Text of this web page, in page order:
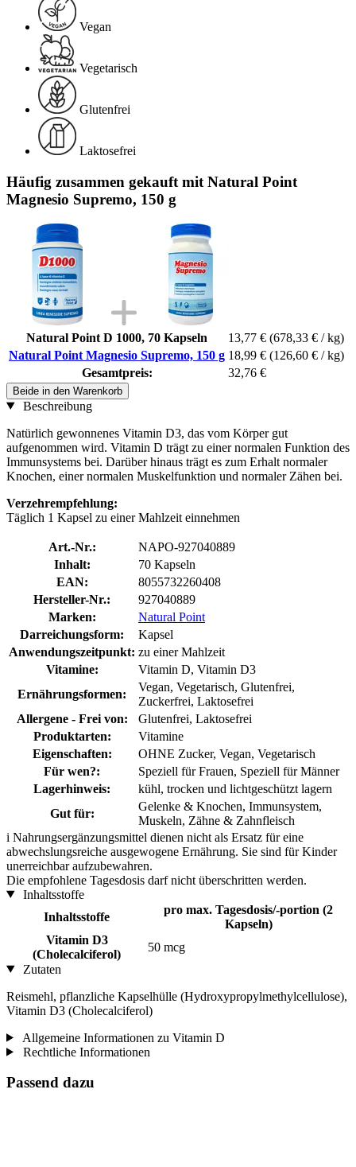
Vegan
Vegetarisch
Glutenfrei
Laktosefrei
Häufig zusammen gekauft mit Natural Point
Magnesio Supremo, 150 g
Natural Point D 1000, 70 Kapseln 13,77 € (678,33 € / kg)
Natural Point Magnesio Supremo, 150 g 18,99 € (126,60 € / kg)
Gesamtpreis:
32,76 €
Beide in den Warenkorb
Beschreibung
Natürlich gewonnenes Vitamin D3, das vom Körper gut
aufgenommen wird. Vitamin D trägt zu einer normalen Funktion des
Immunsystems bei. Darüber hinaus trägt es zum Erhalt normaler
Knochen, einer normalen Muskelfunktion und normaler Zähen bei.
Verzehrempfehlung:
Täglich 1 Kapsel zu einer Mahlzeit einnehmen
Art.-Nr.:
NAPO-927040889
Inhalt:
70 Kapseln
EAN:
8055732260408
Hersteller-Nr.:
927040889
Marken:
Natural Point
Darreichungsform:
Kapsel
Anwendungszeitpunkt: zu einer Mahlzeit
Vitamine:
Vitamin D, Vitamin D3
Ernährungsformen:
Vegan, Vegetarisch, Glutenfrei,
Zuckerfrei, Laktosefrei
Allergene - Frei von:
Glutenfrei, Laktosefrei
Produktarten:
Vitamine
Eigenschaften:
OHNE Zucker, Vegan, Vegetarisch
Für wen?:
Speziell für Frauen, Speziell für Männer
Lagerhinweis:
kühl, trocken und lichtgeschützt lagern
Gut für:
Gelenke & Knochen, Immunsystem,
Muskeln, Zähne & Zahnfleisch
i Nahrungsergänzungsmittel dienen nicht als Ersatz für eine
abwechslungsreiche ausgewogene Ernährung. Sie sind für Kinder
unerreichbar aufzubewahren.
Die empfohlene Tagesdosis darf nicht überschritten werden.
Inhaltsstoffe
Inhaltsstoffe
pro max. Tagesdosis/-portion (2
Kapseln)
Vitamin D3
(Cholecalciferol)
50 mcg
Zutaten
Reismehl, pflanzliche Kapselhülle (Hydroxypropylmethylcellulose),
Vitamin D3 (Cholecalciferol)
Allgemeine Informationen zu Vitamin D
Rechtliche Informationen
Passend dazu